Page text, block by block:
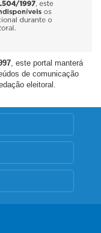
, este portal manterá
de comunicação
eleitoral.